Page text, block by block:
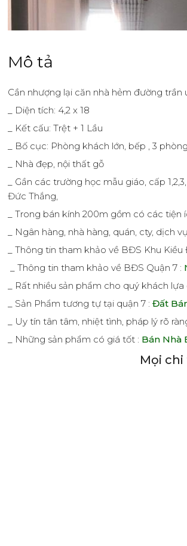
Mô tả
Cần nhượng lại căn nhà hẻm đường
_ Diện tích: 4,2 x 18
_ Kết cấu: Trệt + 1 Lầu
_ Bố cục: Phòng khách lớn, bếp , 3
_ Nhà đẹp, nội thất gỗ
_ Gần các trường học mẫu giáo, cấp
Đức Thắng,
_ Trong bán kính 200m gồm có các
_ Ngân hàng, nhà hàng, quán, cty, dịch
_ Thông tin tham khảo về BĐS Khu Kiều
_ Thông tin tham khảo về BĐS Quận 7 :
_ Rất nhiều sản phẩm cho quý khách
_ Sản Phẩm tương tự tại quận 7 :Đất
_ Uy tín tân tâm, nhiệt tình, pháp lý rõ
_ Những sản phẩm có giá tốt : Bán Nhà
Mọi